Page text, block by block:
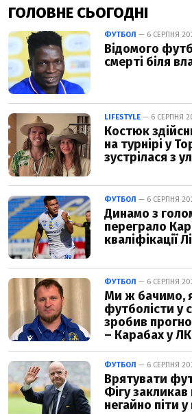
ГОЛОВНЕ СЬОГОДНІ
ФУТБОЛ — 6 СЕРПНЯ
Відомого
смерті біля
LIFESTYLE — 6 СЕРПНЯ
Костюк
на турнірі у
зустрілася з
ФУТБОЛ — 6 СЕРПНЯ
Динамо з
переграло
кваліфікації
ФУТБОЛ — 6 СЕРПНЯ
Ми ж бачимо,
футболісти у
зробив
– Карабах у ЛК
ФУТБОЛ — 6 СЕРПНЯ
Врятувати
Фігу
негайно піти у